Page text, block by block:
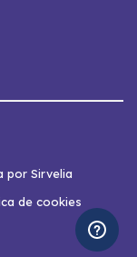
por Sirvelia
de cookies